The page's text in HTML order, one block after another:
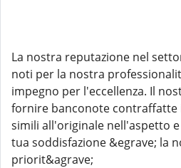
La nostra reputazione nel
noti per la nostra
impegno per l'eccellenza. Il
fornire banconote contraffatte
simili all'originale nell'aspetto e
tua soddisfazione &egrave; la
priorit&agrave;